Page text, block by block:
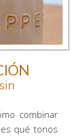
combinar
qué tonos